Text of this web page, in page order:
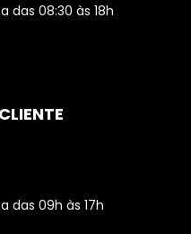
das 08:30 às 18h
das 09h às 17h